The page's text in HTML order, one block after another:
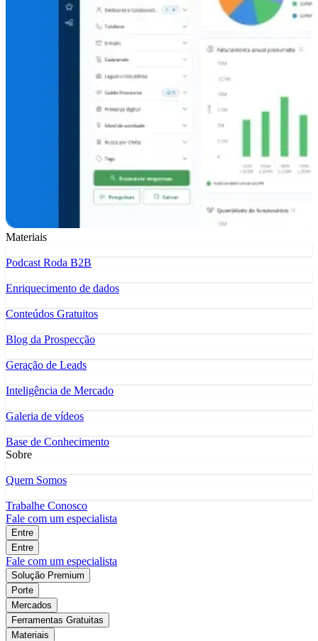
Materiais
Podcast Roda B2B
Enriquecimento de dados
Conteúdos Gratuitos
Blog da Prospecção
Geração de Leads
Inteligência de Mercado
Galeria de vídeos
Base de Conhecimento
Sobre
Quem Somos
Trabalhe Conosco
Fale com um especialista
Entre
Entre
Fale com um especialista
Solução Premium
Porte
Mercados
Ferramentas Gratuitas
Materiais